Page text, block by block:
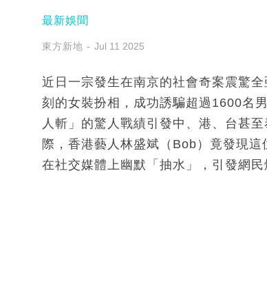
最新娛聞
東方新地 Jul 11 2025
近日一宗發生在南京的社會奇案震驚
刻的女裝扮相，成功誘騙超過1600名
人斬」的驚人戰績引發中、港、台甚
際，香港藝人林盛斌（Bob）竟發現
在社交媒體上幽默「抽水」，引發網民